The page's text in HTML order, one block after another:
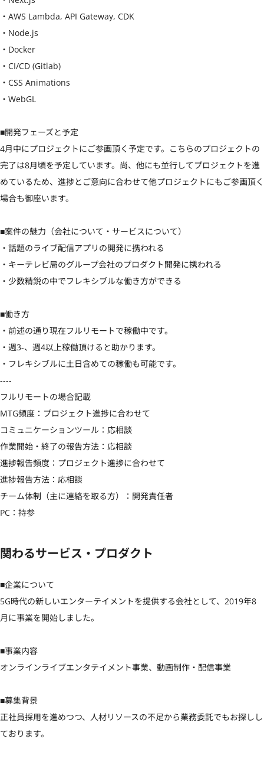
・AWS Lambda, API Gateway, CDK
・Node.js
・Docker
・CI/CD (Gitlab)
・CSS Animations
・WebGL
■開発フェーズと予定
4月中にプロジェクトにご参画頂く予定です。こちらのプロジェクトの
完了は8月頃を予定しています。尚、他にも並行してプロジェクトを進
めているため、進捗とご意向に合わせて他プロジェクトにもご参画頂く
場合も御座います。
■案件の魅力（会社について・サービスについて）
・話題のライブ配信アプリの開発に携われる
・キーテレビ局のグループ会社のプロダクト開発に携われる
・少数精鋭の中でフレキシブルな働き方ができる
■働き方
・前述の通り現在フルリモートで稼働中です。
・週3-、週4以上稼働頂けると助かります。
・フレキシブルに土日含めての稼働も可能です。
----
フルリモートの場合記載
MTG頻度：プロジェクト進捗に合わせて
コミュニケーションツール：応相談
作業開始・終了の報告方法：応相談
進捗報告頻度：プロジェクト進捗に合わせて
進捗報告方法：応相談
チーム体制（主に連絡を取る方）：開発責任者
PC：持参
関わるサービス・プロダクト
■企業について
5G時代の新しいエンターテイメントを提供する会社として、2019年8
月に事業を開始しました。
■事業内容
オンラインライブエンタテイメント事業、動画制作・配信事業
■募集背景
正社員採用を進めつつ、人材リソースの不足から業務委託でもお探しし
ております。